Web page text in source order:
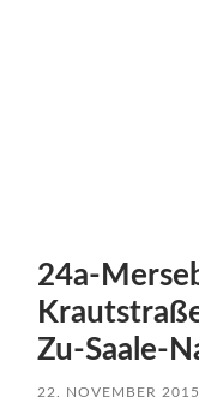
24a-
Zu-Saale-
22. NOVEMBER 2015